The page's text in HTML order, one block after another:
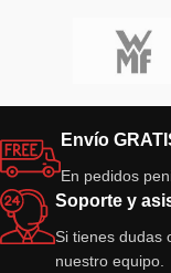
Envío
En pedidos
Soporte y
Si tienes dudas
nuestro equipo.